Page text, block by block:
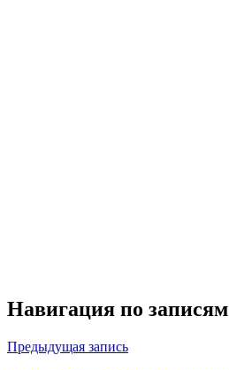
Навигация по записям
Предыдущая запись